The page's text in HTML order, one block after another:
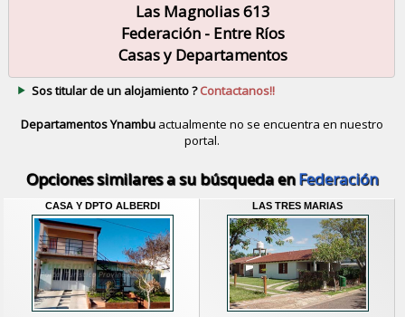
Las Magnolias 613
Federación - Entre Ríos
Casas y Departamentos
Sos titular de un alojamiento ?Contactanos!!
Departamentos Ynambu actualmente no se encuentra en nuestro
portal.
Opciones similares a su búsqueda enFederación
CASA Y DPTO ALBERDI LAS TRES MARIAS